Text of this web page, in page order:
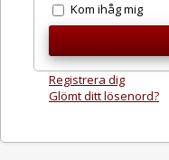
Kom ihåg mig
Registrera dig
Glömt ditt lösenord?